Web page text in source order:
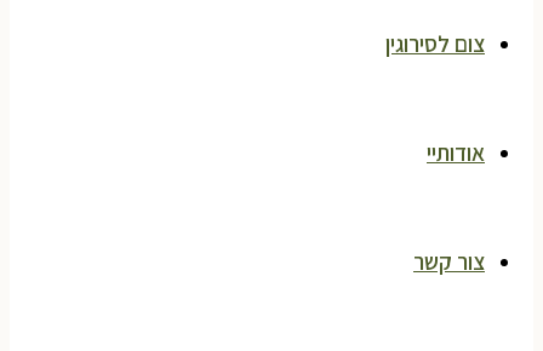
צום לסירוגין
אודותיי
צור קשר